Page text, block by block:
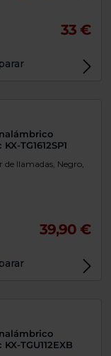
33 €
TG1612SP1
de llamadas, Negro,
39,90 €
TGU112EXB